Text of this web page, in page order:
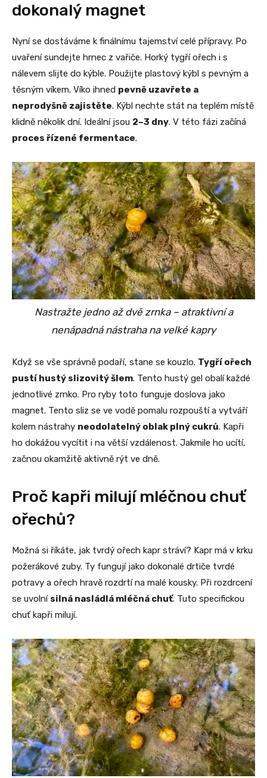
dokonalý magnet
Nyní se dostáváme k finálnímu tajemství celé přípravy. Po
uvaření sundejte hrnec z vařiče. Horký tygří ořech i s
nálevem slijte do kýble. Použijte plastový kýbl s pevným a
těsným víkem. Víko ihned pevně uzavřete a
neprodyšně zajistěte. Kýbl nechte stát na teplém místě
klidně několik dní. Ideální jsou 2–3 dny. V této fázi začíná
proces řízené fermentace.
Nastražte jedno až dvě zrnka – atraktivní a
nenápadná nástraha na velké kapry
Když se vše správně podaří, stane se kouzlo. Tygří ořech
pustí hustý slizovitý šlem. Tento hustý gel obalí každé
jednotlivé zrnko. Pro ryby toto funguje doslova jako
magnet. Tento sliz se ve vodě pomalu rozpouští a vytváří
kolem nástrahy neodolatelný oblak plný cukrů. Kapři
ho dokážou vycítit i na větší vzdálenost. Jakmile ho ucítí,
začnou okamžitě aktivně rýt ve dně.
Proč kapři milují mléčnou chuť
ořechů?
Možná si říkáte, jak tvrdý ořech kapr stráví? Kapr má v krku
požerákové zuby. Ty fungují jako dokonalé drtiče tvrdé
potravy a ořech hravě rozdrtí na malé kousky. Při rozdrcení
se uvolní silná nasládlá mléčná chuť. Tuto specifickou
chuť kapři milují.